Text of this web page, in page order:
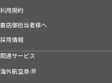
利用規約
書店御担当者様へ
採用情報
関連サービス
海外航空券